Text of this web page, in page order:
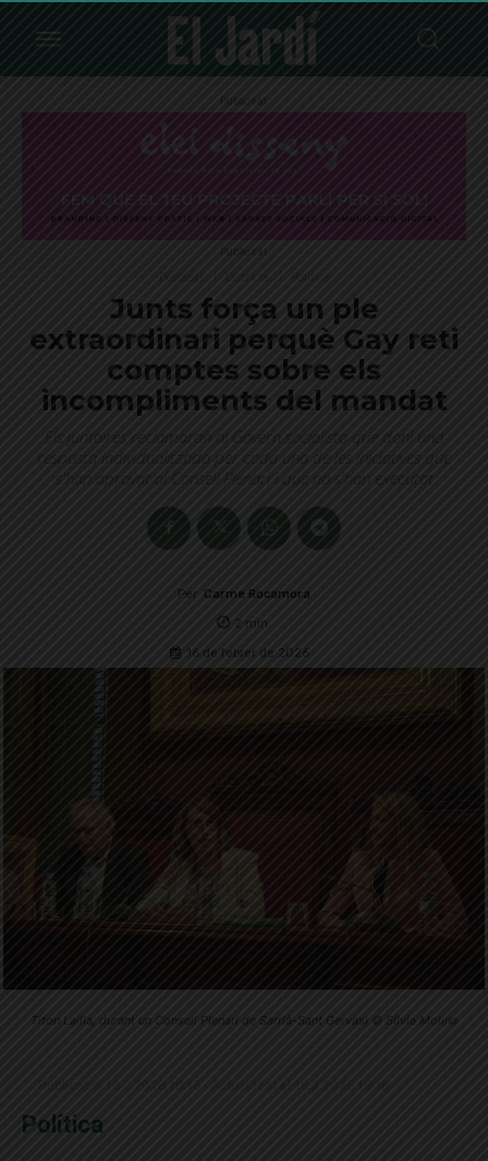
Publicitat
Publicitat
Junts força un ple
extraordinari perquè Gay reti
comptes sobre els
incompliments del mandat
Els juntaires reclamaran al Govern socialista que doni una
resposta individualitzada per cada una de les iniciatives que
s'han aprovat al Consell Plenari i que no s'han executat
Per Carme Rocamora
2 min.
16 de febrer de 2026
Titon Lailla, durant un Consell Plenari de Sarrià-Sant Gervasi © Sílvia Molina
Política